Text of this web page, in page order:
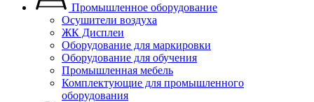
Промышленное оборудование
Осушители воздуха
ЖК Дисплеи
Оборудование для маркировки
Оборудование для обучения
Промышленная мебель
Комплектующие для промышленного
оборудования